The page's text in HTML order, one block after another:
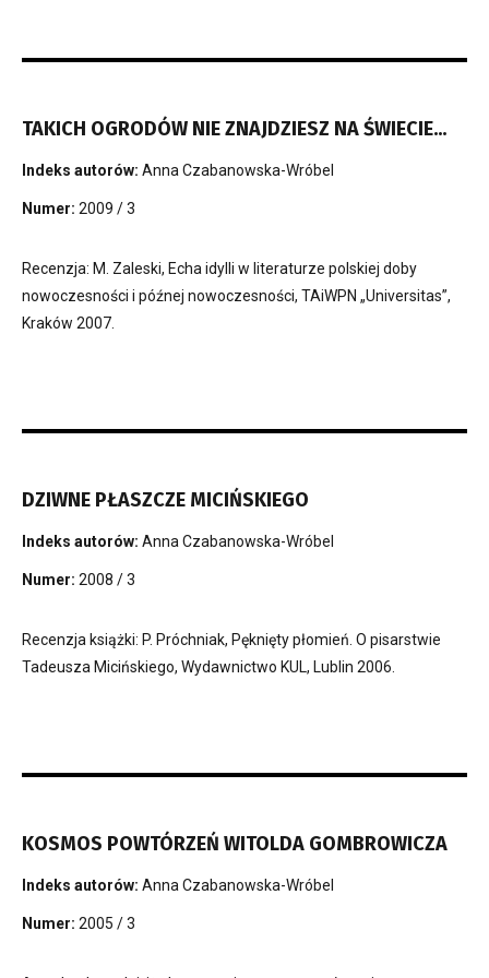
TAKICH OGRODÓW NIE ZNAJDZIESZ NA ŚWIECIE...
Indeks autorów: Anna Czabanowska-Wróbel
Numer: 2009 / 3
Recenzja: M. Zaleski, Echa idylli w literaturze polskiej doby
nowoczesności i późnej nowoczesności, TAiWPN „Universitas”,
Kraków 2007.
DZIWNE PŁASZCZE MICIŃSKIEGO
Indeks autorów: Anna Czabanowska-Wróbel
Numer: 2008 / 3
Recenzja książki: P. Próchniak, Pęknięty płomień. O pisarstwie
Tadeusza Micińskiego, Wydawnictwo KUL, Lublin 2006.
KOSMOS POWTÓRZEŃ WITOLDA GOMBROWICZA
Indeks autorów: Anna Czabanowska-Wróbel
Numer: 2005 / 3